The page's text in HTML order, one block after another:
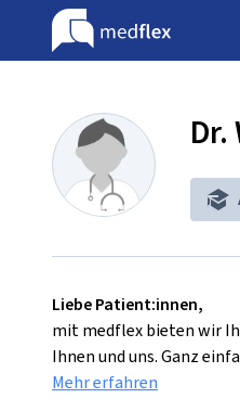
Liebe Patient:innen,
mit medflex bieten wir
Ihnen und uns. Ganz
Mehr erfahren